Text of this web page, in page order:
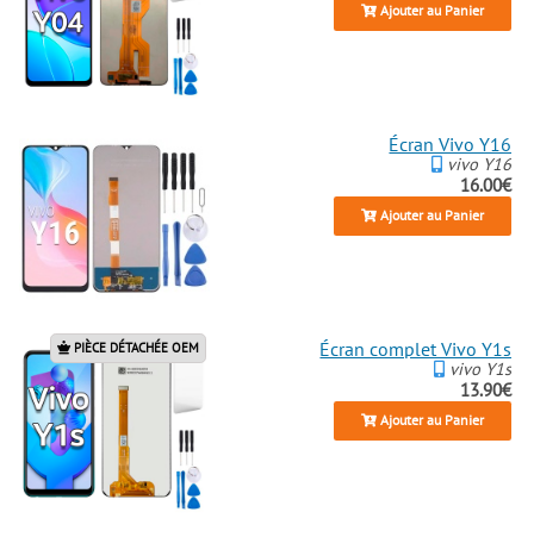
Ajouter au Panier
Écran Vivo Y16
vivo Y16
16.00€
Ajouter au Panier
PIÈCE DÉTACHÉE OEM Écran complet Vivo Y1s
vivo Y1s
13.90€
Ajouter au Panier